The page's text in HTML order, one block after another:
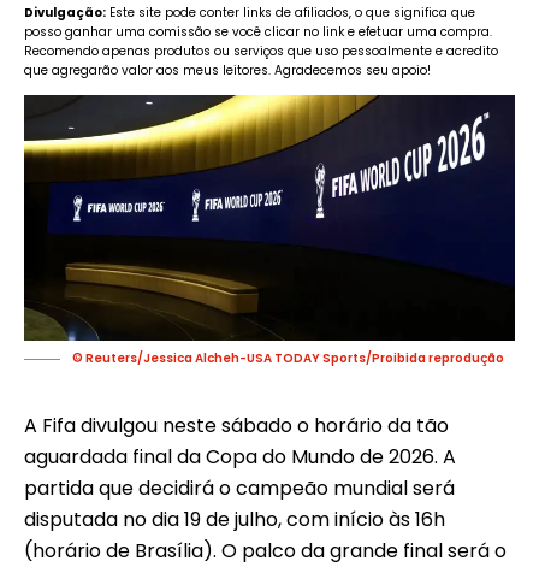
Divulgação: Este site pode conter links de afiliados, o que significa que
posso ganhar uma comissão se você clicar no link e efetuar uma compra.
Recomendo apenas produtos ou serviços que uso pessoalmente e acredito
que agregarão valor aos meus leitores. Agradecemos seu apoio!
© Reuters/Jessica Alcheh-USA TODAY Sports/Proibida reprodução
A Fifa divulgou neste sábado o horário da tão
aguardada final da Copa do Mundo de 2026. A
partida que decidirá o campeão mundial será
disputada no dia 19 de julho, com início às 16h
(horário de Brasília). O palco da grande final será o